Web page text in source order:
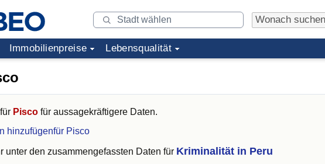
Immobilienpreise Lebensqualität
Pisco für aussagekräftigere Daten.
hinzufügenfür Pisco
unter den zusammengefassten Daten für Kriminalität in Peru